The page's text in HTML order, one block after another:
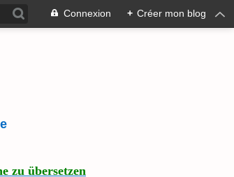
Connexion + Créer mon blog
zu übersetzen